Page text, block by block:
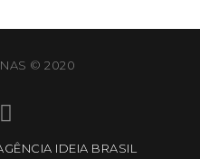
© 2020
IDEIA BRASIL